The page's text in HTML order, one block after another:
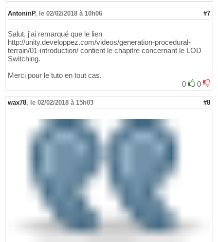
AntoninP, le 02/02/2018 à 10h06 #7
Salut, j'ai remarqué que le lien
http://unity.developpez.com/videos/generation-procedural-
terrain/01-introduction/ contient le chapitre concernant le LOD
Switching.
Merci pour le tuto en tout cas.
0
0
wax78, le 02/02/2018 à 15h03 #8